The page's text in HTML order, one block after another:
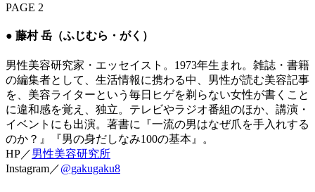
PAGE 2
● 藤村 岳（ふじむら・がく）
男性美容研究家・エッセイスト。1973年生まれ。雑誌・書籍
の編集者として、生活情報に携わる中、男性が読む美容記事
を、美容ライターという毎日ヒゲを剃らない女性が書くこと
に違和感を覚え、独立。テレビやラジオ番組のほか、講演・
イベントにも出演。著書に『一流の男はなぜ爪を手入れする
のか？』『男の身だしなみ100の基本』。
HP／男性美容研究所
Instagram／@gakugaku8